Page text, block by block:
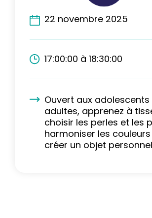
22 novembre 2025
17:00:00 à 18:30:00
Ouvert aux
adultes, apprenez à
choisir les perles et les
harmoniser les
créer un objet personnel